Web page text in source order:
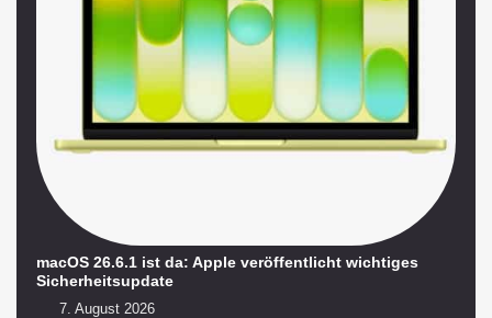
macOS 26.6.1 ist da: Apple veröffentlicht wichtiges
Sicherheitsupdate
7. August 2026